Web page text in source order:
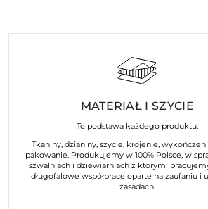
MATERIAŁ I SZYCIE
To podstawa każdego produktu.
Tkaniny, dzianiny, szycie, krojenie,
pakowanie. Produkujemy w 100% Polsce, w
szwalniach i dziewiarniach z którymi
długofalowe współprace oparte na zaufaniu i
zasadach.